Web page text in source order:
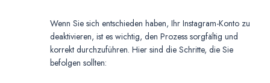
Wenn Sie sich entschieden haben, Ihr Instagram-Konto zu
deaktivieren, ist es wichtig, den Prozess sorgfältig und
korrekt durchzuführen. Hier sind die Schritte, die Sie
befolgen sollten: